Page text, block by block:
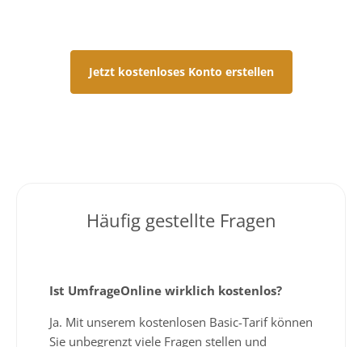
Jetzt kostenloses Konto erstellen
Häufig gestellte Fragen
Ist UmfrageOnline wirklich kostenlos?
Ja. Mit unserem kostenlosen Basic-Tarif können
Sie unbegrenzt viele Fragen stellen und